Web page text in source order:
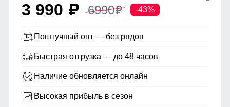
3 990 p 6990p -43%
Поштучный опт — без рядов
Быстрая отгрузка — до 48 часов
Наличие обновляется онлайн
Высокая прибыль в сезон